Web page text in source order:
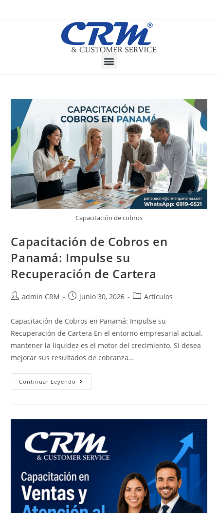
Capacitación de cobros
Capacitación de Cobros en
Panamá: Impulse su
Recuperación de Cartera
admin CRM junio 30, 2026 Artículos
Capacitación de Cobros en Panamá: Impulse su
Recuperación de Cartera En el entorno empresarial actual,
mantener la liquidez es el motor del crecimiento. Si desea
mejorar sus resultados de cobranza…
Continuar Leyendo